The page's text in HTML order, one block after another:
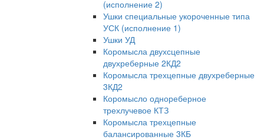
(исполнение 2)
Ушки специальные укороченные типа
УСК (исполнение 1)
Ушки УД
Коромысла двухсцепные
двухреберные 2КД2
Коромысла трехцепные двухреберные
3КД2
Коромысло однореберное
трехлучевое КТЗ
Коромысла трехцепные
балансированные 3КБ